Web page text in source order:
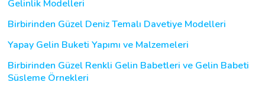
Gelinlik Modelleri
Birbirinden Güzel Deniz Temalı Davetiye Modelleri
Yapay Gelin Buketi Yapımı ve Malzemeleri
Birbirinden Güzel Renkli Gelin Babetleri ve Gelin Babeti
Süsleme Örnekleri